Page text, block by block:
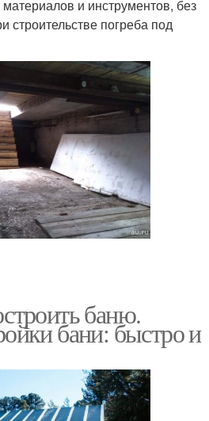
и инструментов, без
строительстве погреба под
баню.
бани: быстро и